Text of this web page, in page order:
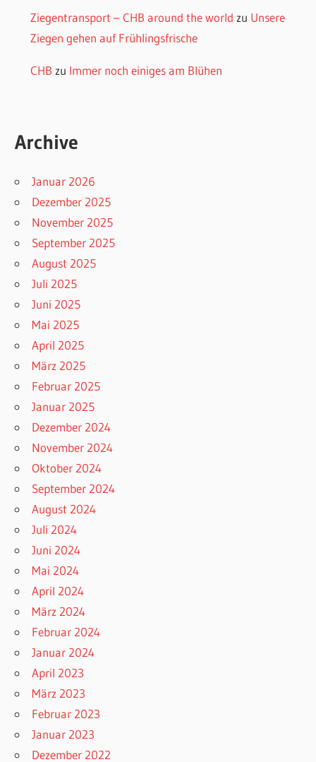
Ziegentransport – CHB around the world zu Unsere
Ziegen gehen auf Frühlingsfrische
CHB zu Immer noch einiges am Blühen
Archive
Januar 2026
Dezember 2025
November 2025
September 2025
August 2025
Juli 2025
Juni 2025
Mai 2025
April 2025
März 2025
Februar 2025
Januar 2025
Dezember 2024
November 2024
Oktober 2024
September 2024
August 2024
Juli 2024
Juni 2024
Mai 2024
April 2024
März 2024
Februar 2024
Januar 2024
April 2023
März 2023
Februar 2023
Januar 2023
Dezember 2022